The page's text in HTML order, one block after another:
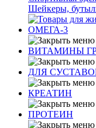
Шейкеры,
ОМЕГА-3
ВИТАМИНЫ
ДЛЯ
КРЕАТИН
ПРОТЕИН